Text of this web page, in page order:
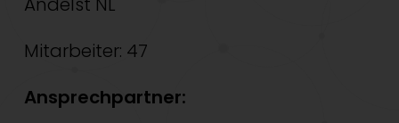
Mitarbeiter: 47
Ansprechpartner: